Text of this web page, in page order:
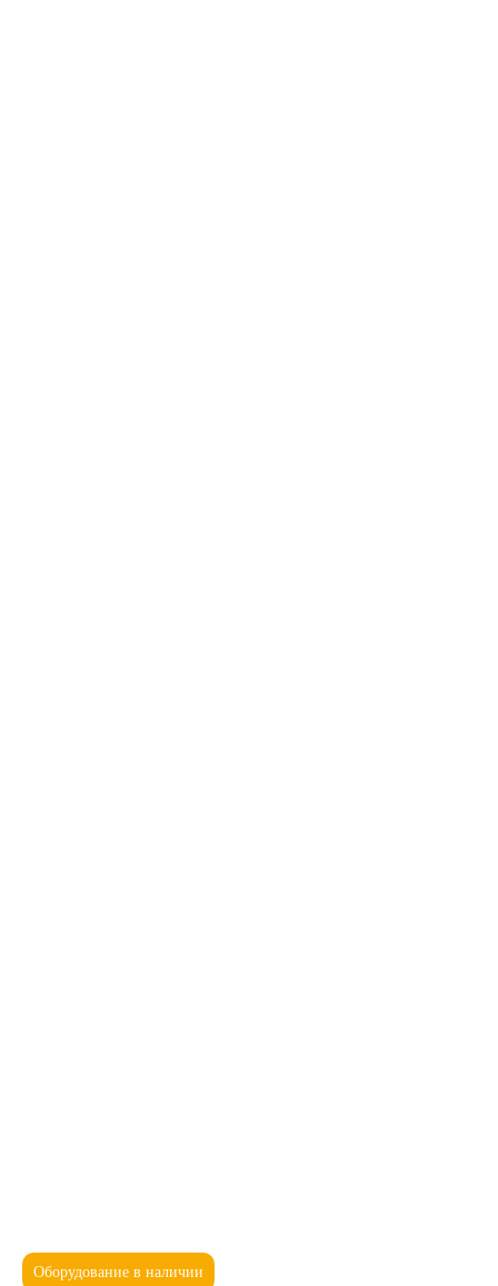
Оборудование в наличии